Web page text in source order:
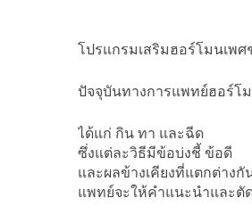
โปรแกรมเสริมฮอร์โมนเพ
ปัจจุบันทางการแพทย์ฮอร์โ
ได้แก่ กิน ทา และฉีด
ซึ่งแต่ละวิธีมีข้อบ่งชี้ ข้อดี
และผลข้างเคียงที่แตกต่างกั
แพทย์จะให้คำแนะนำและตั